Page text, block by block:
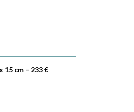
15 cm – 233 €